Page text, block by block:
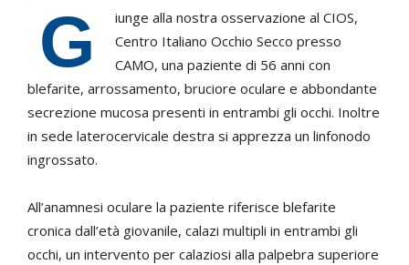
G
iunge alla nostra osservazione al CIOS,
Centro Italiano Occhio Secco presso
CAMO, una paziente di 56 anni con
blefarite, arrossamento, bruciore oculare e abbondante
secrezione mucosa presenti in entrambi gli occhi. Inoltre
in sede laterocervicale destra si apprezza un linfonodo
ingrossato.
All’anamnesi oculare la paziente riferisce blefarite
cronica dall’età giovanile, calazi multipli in entrambi gli
occhi, un intervento per calaziosi alla palpebra superiore